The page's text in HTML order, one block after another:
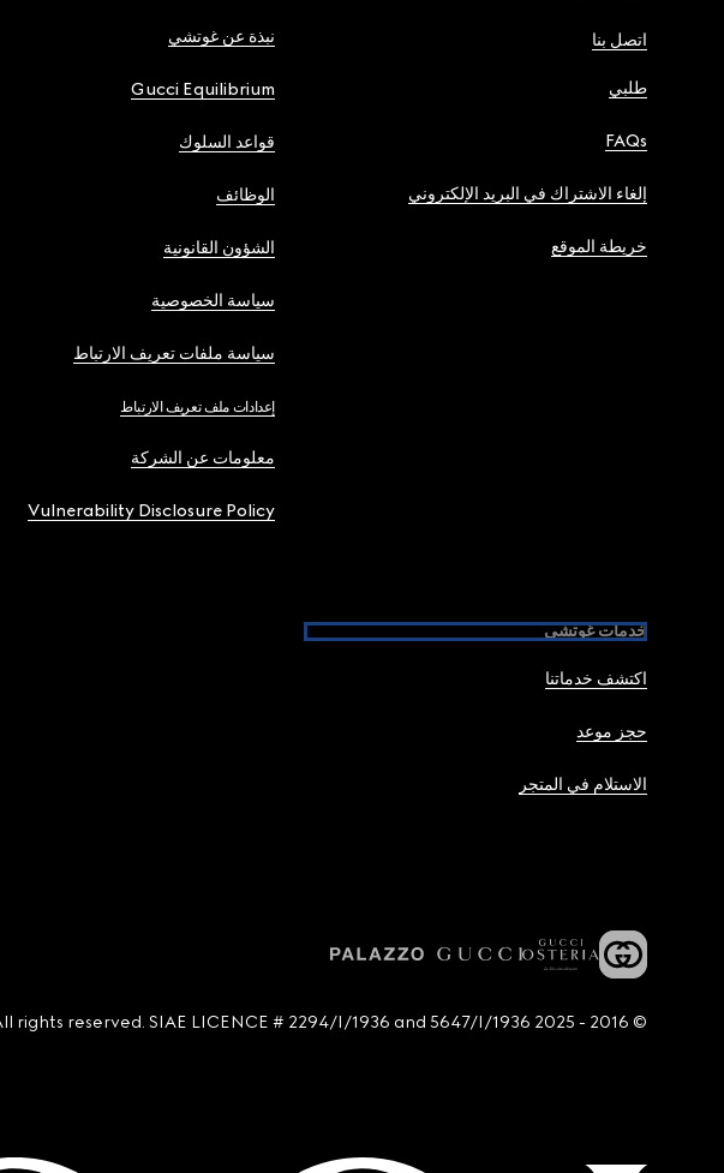
اتصل بنا
طلبي
FAQs
إلغاء الاشتراك في البريد الإلكتروني
خريطة الموقع
نبذة عن غوتشي
Gucci Equilibrium
قواعد السلوك
الوظائف
الشؤون القانونية
سياسة الخصوصية
سياسة ملفات تعريف الارتباط
إعدادات ملف تعريف الارتباط
معلومات عن الشركة
Vulnerability Disclosure Policy
خدمات غوتشي
اكتشف خدماتنا
حجز موعد
الاستلام في المتجر
© 2016 - 2025 Guccio Gucci S.p.A. - All rights reserved. SIAE LICENCE # 2294/I/1936 and 5647/I/1936